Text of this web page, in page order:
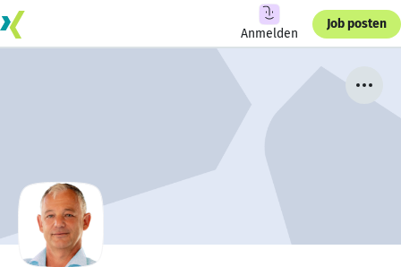
Anmelden
Job posten